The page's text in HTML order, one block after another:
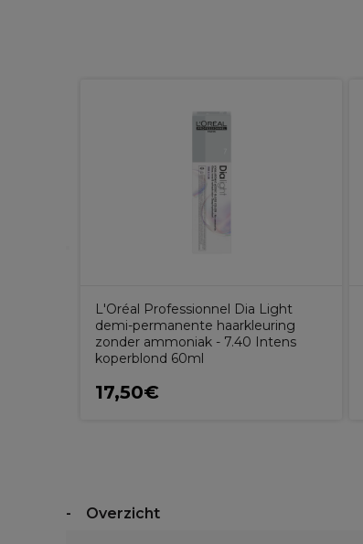
L'Oréal Professionnel Dia Light
demi-permanente haarkleuring
zonder ammoniak - 7.40 Intens
koperblond 60ml
17,50€
Overzicht